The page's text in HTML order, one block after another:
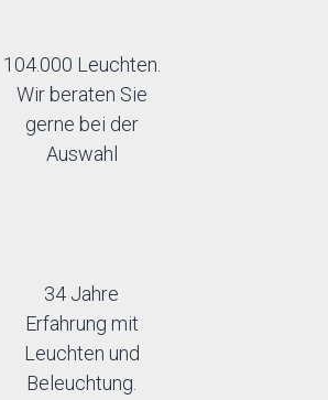
104.000 Leuchten.
Wir beraten Sie
gerne bei der
Auswahl
34 Jahre
Erfahrung mit
Leuchten und
Beleuchtung.